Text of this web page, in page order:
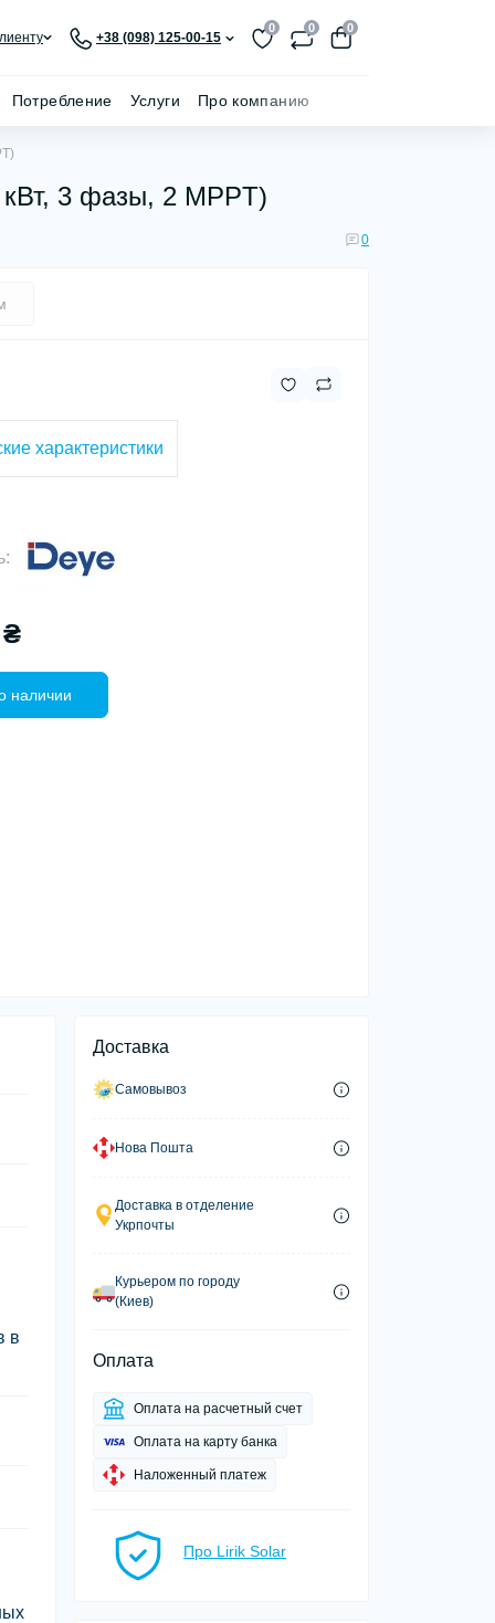
+38 (098) 125-00-15
0 0 0
Потребление Услуги Про компанию
3 фазы, 2 MPPT)
0
характеристики
₴
наличии
Доставка
Самовывоз
Нова Пошта
Доставка в отделение
Укрпочты
Курьером по городу
(Киев)
Оплата
Оплата на расчетный счет
Оплата на карту банка
Наложенный платеж
Про Lirik Solar
в